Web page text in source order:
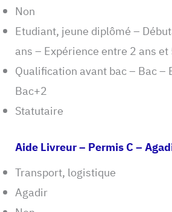
Non
Etudiant, jeune diplômé –
ans – Expérience entre 2 ans et
Qualification avant bac – Bac –
Bac+2
Statutaire
Aide Livreur – Permis C –
Transport, logistique
Agadir